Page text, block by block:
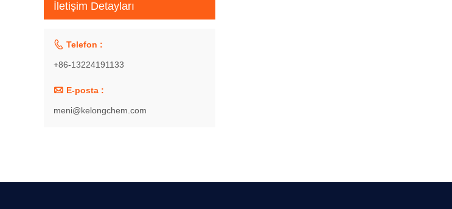
İletişim Detayları
 Telefon :
+86-13224191133
 E-posta :
meni@kelongchem.com